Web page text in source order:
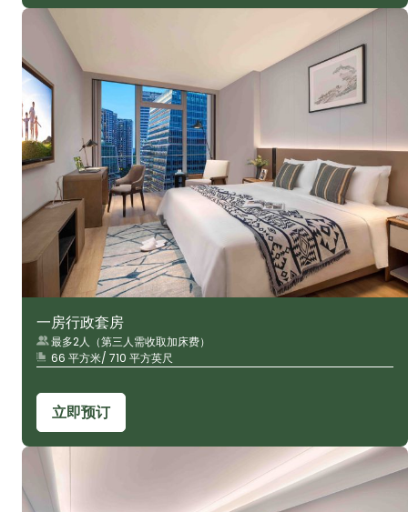
一房行政套房
最多2人（第三人需收取加床费）
66 平方米/ 710 平方英尺
立即预订